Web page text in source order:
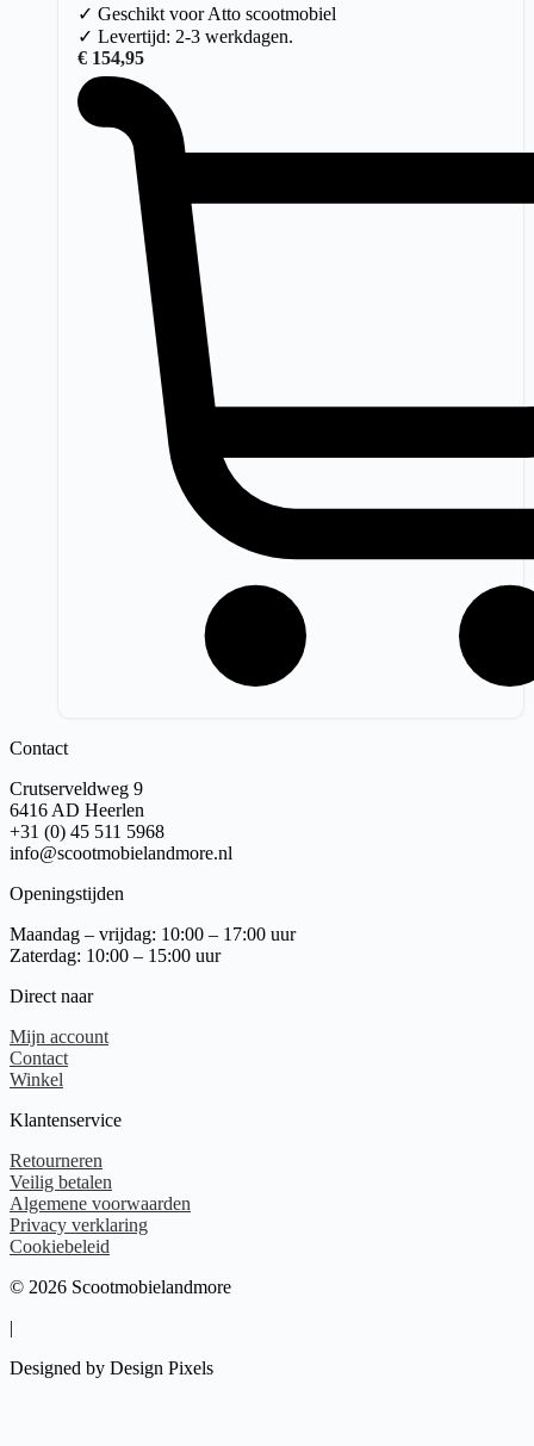
✓ Geschikt voor Atto scootmobiel
✓ Levertijd: 2-3 werkdagen.
€ 154,95
Contact
Crutserveldweg 9
6416 AD Heerlen
+31 (0) 45 511 5968
info@scootmobielandmore.nl
Openingstijden
Maandag – vrijdag: 10:00 – 17:00 uur
Zaterdag: 10:00 – 15:00 uur
Direct naar
Mijn account
Contact
Winkel
Klantenservice
Retourneren
Veilig betalen
Algemene voorwaarden
Privacy verklaring
Cookiebeleid
© 2026 Scootmobielandmore
|
Designed by Design Pixels